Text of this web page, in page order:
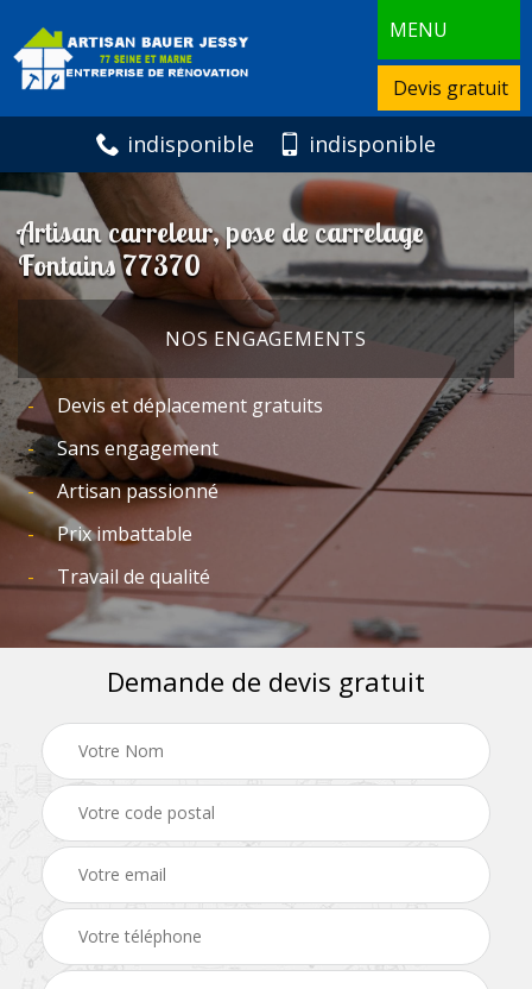
MENU
Devis gratuit
indisponible indisponible
Artisan carreleur, pose de carrelage
Fontains 77370
NOS ENGAGEMENTS
Devis et déplacement gratuits
Sans engagement
Artisan passionné
Prix imbattable
Travail de qualité
Demande de devis gratuit